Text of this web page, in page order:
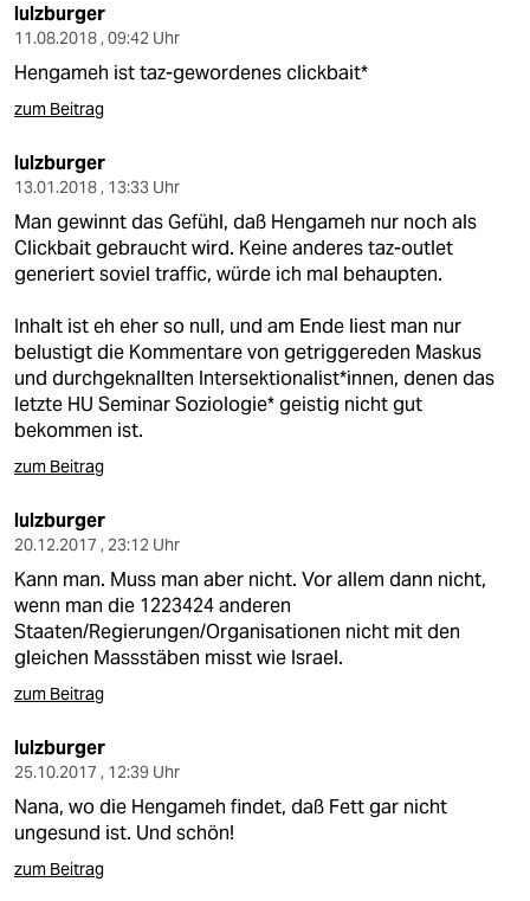
lulzburger
11.08.2018 , 09:42 Uhr
Hengameh ist taz-gewordenes clickbait*
zum Beitrag
lulzburger
13.01.2018 , 13:33 Uhr
Man gewinnt das Gefühl, daß Hengameh nur noch als
Clickbait gebraucht wird. Keine anderes taz-outlet
generiert soviel traffic, würde ich mal behaupten.
Inhalt ist eh eher so null, und am Ende liest man nur
belustigt die Kommentare von getriggereden Maskus
und durchgeknallten Intersektionalist*innen, denen das
letzte HU Seminar Soziologie* geistig nicht gut
bekommen ist.
zum Beitrag
lulzburger
20.12.2017 , 23:12 Uhr
Kann man. Muss man aber nicht. Vor allem dann nicht,
wenn man die 1223424 anderen
Staaten/Regierungen/Organisationen nicht mit den
gleichen Massstäben misst wie Israel.
zum Beitrag
lulzburger
25.10.2017 , 12:39 Uhr
Nana, wo die Hengameh findet, daß Fett gar nicht
ungesund ist. Und schön!
zum Beitrag